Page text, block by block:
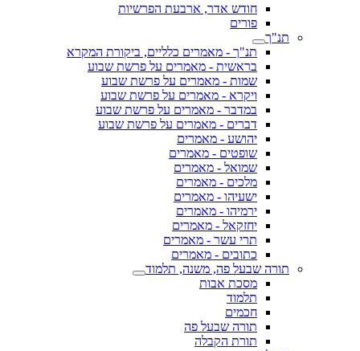
חודש אדר, ארבעת הפרשיות
פורים
תנ"ך
תנ"ך - מאמרים כלליים, ביקורת המקרא
בראשית - מאמרים על פרשת שבוע
שמות - מאמרים על פרשת שבוע
ויקרא - מאמרים על פרשת שבוע
במדבר - מאמרים על פרשת שבוע
דברים - מאמרים על פרשת שבוע
יהושע - מאמרים
שופטים - מאמרים
שמואל - מאמרים
מלכים - מאמרים
ישעיהו - מאמרים
ירמיהו - מאמרים
יחזקאל - מאמרים
תרי עשר - מאמרים
כתובים - מאמרים
תורה שבעל פה, משנה, תלמוד
מסכת אבות
תלמוד
חכמים
תורה שבעל פה
תורת הקבלה